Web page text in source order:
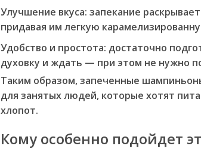
Улучшение вкуса: запекание
придавая им легкую
Удобство и простота: достаточно
духовку и ждать — при этом не нужно
Таким образом, запеченные
для занятых людей, которые хотят
хлопот.
Кому особенно подойдет